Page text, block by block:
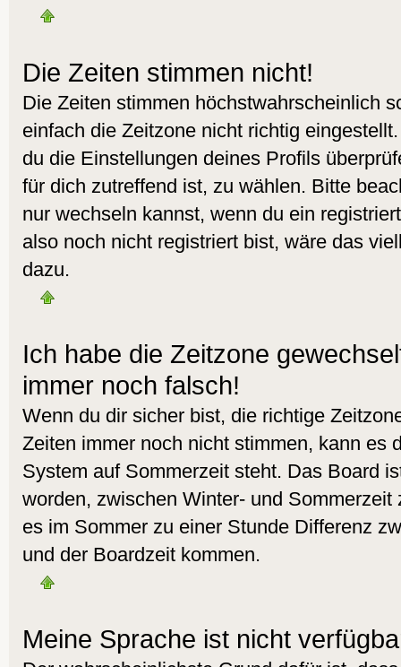
Die Zeiten stimmen nicht!
Die Zeiten stimmen höchstwahrscheinlich
einfach die Zeitzone nicht richtig
du die Einstellungen deines Profils
für dich zutreffend ist, zu wählen. Bitte
nur wechseln kannst, wenn du ein
also noch nicht registriert bist, wäre das
dazu.
Ich habe die Zeitzone
immer noch falsch!
Wenn du dir sicher bist, die richtige
Zeiten immer noch nicht stimmen, kann es
System auf Sommerzeit steht. Das Board
worden, zwischen Winter- und Sommerzeit
es im Sommer zu einer Stunde Differenz
und der Boardzeit kommen.
Meine Sprache ist nicht